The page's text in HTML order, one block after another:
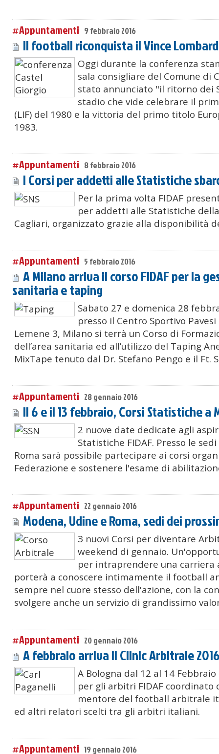
#Appuntamenti 9 febbraio 2016
Il football riconquista il Vince
Oggi durante la conferenza
sala consigliare del Comune di
stato annunciato "il ritorno dei
stadio che vide celebrare il
(LIF) del 1980 e la vittoria del primo titolo
1983.
#Appuntamenti 8 febbraio 2016
I Corsi per addetti alle Statistiche
Per la prima volta FIDAF
per addetti alle Statistiche
Cagliari, organizzato grazie alla disponibilità
#Appuntamenti 5 febbraio 2016
A Milano arriva il corso FIDAF per la
sanitaria e taping
Sabato 27 e domenica 28
presso il Centro Sportivo
Lemene 3, Milano si terrà un Corso di
dell’area sanitaria ed all’utilizzo del Taping
MixTape tenuto dal Dr. Stefano Pengo e il Ft.
#Appuntamenti 28 gennaio 2016
Il 6 e il 13 febbraio, Corsi Statistiche a
2 nuove date dedicate agli
Statistiche FIDAF. Presso le
Roma sarà possibile partecipare ai corsi
Federazione e sostenere l'esame di
#Appuntamenti 22 gennaio 2016
Modena, Udine e Roma, sedi dei
3 nuovi Corsi per diventare
weekend di gennaio.
per intraprendere una carriera
porterà a conoscere intimamente il football
sempre nel cuore stesso dell'azione, con la
svolgere anche un servizio di grandissimo
#Appuntamenti 20 gennaio 2016
A febbraio arriva il Clinic Arbitrale
A Bologna dal 12 al 14
per gli arbitri FIDAF coordinato
mentore del football arbitrale
ed altri relatori scelti tra gli arbitri italiani.
#Appuntamenti 19 gennaio 2016